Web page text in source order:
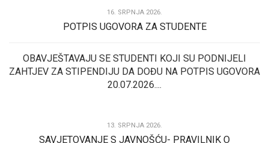
16. SRPNJA 2026.
POTPIS UGOVORA ZA STUDENTE
OBAVJEŠTAVAJU SE STUDENTI KOJI SU PODNIJELI
ZAHTJEV ZA STIPENDIJU DA DOĐU NA POTPIS UGOVORA
20.07.2026....
13. SRPNJA 2026.
SAVJETOVANJE S JAVNOŠĆU- PRAVILNIK O